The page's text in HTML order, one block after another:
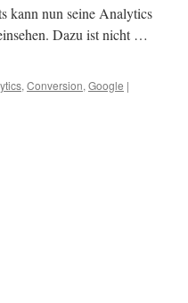
kann nun seine Analytics
Dazu ist nicht …
, Conversion, Google |